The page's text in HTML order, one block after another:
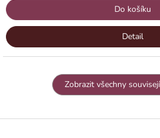
Do košíku
Detail
Zobrazit všechny